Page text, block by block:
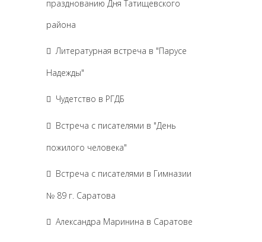
празднованию Дня Татищевского
района
Литературная встреча в "Парусе
Надежды"
Чудетство в РГДБ
Встреча с писателями в "День
пожилого человека"
Встреча с писателями в Гимназии
№ 89 г. Саратова
Александра Маринина в Саратове